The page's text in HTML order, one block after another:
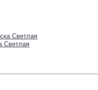
Светлая